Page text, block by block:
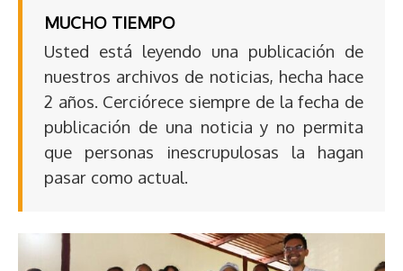
MUCHO TIEMPO
Usted está leyendo una publicación de
nuestros archivos de noticias, hecha hace
2 años. Cerciórece siempre de la fecha de
publicación de una noticia y no permita
que personas inescrupulosas la hagan
pasar como actual.